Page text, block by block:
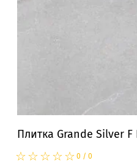
Плитка Grande Silver F
☆
★☆
★☆
★☆
★☆
★ 0 / 0